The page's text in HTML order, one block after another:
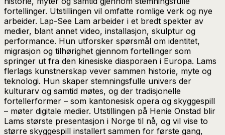
fortellinger. Utstillingen vil omfatte romlige verk og nye
arbeider. Lap-See Lam arbeider i et bredt spekter av
medier, blant annet video, installasjon, skulptur og
performance. Hun utforsker spørsmål om identitet,
migrasjon og tilhørighet gjennom fortellinger som
springer ut fra den kinesiske diasporaen i Europa. Lams
flerlags kunstnerskap vever sammen historie, myte og
teknologi. Hun skaper stemningsfulle univers der
kulturarv og samtid møtes, og der tradisjonelle
fortellerformer – som kantonesisk opera og skyggespill
– møter digitale medier. Utstillingen på Henie Onstad blir
Lams største presentasjon i Norge til nå, og vil vise to
større skyggespill installert sammen for første gang,